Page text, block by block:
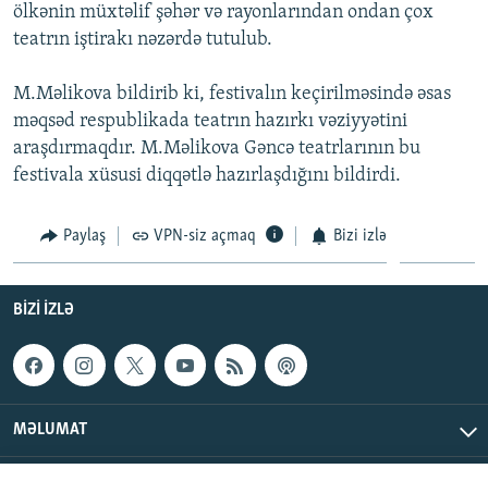
İNFOQRAFIKA
KARIKATURA
AZƏRBAYCAN ƏDƏBIYYATI KITABXANASI
İSLAM VƏ DEMOKRATIYA
İZ - MƏDƏNIYYƏT PROQRAMI
MISSIYAMIZ
PEŞƏ ETIKASI VƏ JURNALISTIKA STANDARTLARIMIZ
MATERIALLARIMIZDAN ISTIFADƏ
AZADLIQRADIOSU MOBIL TELEFONUNUZDA
BIZIMLƏ ƏLAQƏ
BIZI IZLƏ
RFE/RL-in bütün saytları
ölkənin müxtəlif şəhər və rayonlarından ondan çox
teatrın iştirakı nəzərdə tutulub.
M.Məlikova bildirib ki, festivalın keçirilməsində əsas
məqsəd respublikada teatrın hazırkı vəziyyətini
araşdırmaqdır. M.Məlikova Gəncə teatrlarının bu
festivala xüsusi diqqətlə hazırlaşdığını bildirdi.
Paylaş VPN-siz açmaq Bizi izlə
BIZI IZLƏ
MƏLUMAT